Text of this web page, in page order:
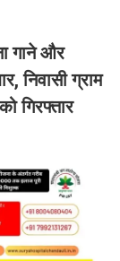
गाने और
निवासी ग्राम
गिरफ्तार